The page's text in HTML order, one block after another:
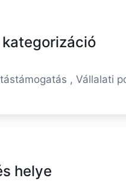
kategorizáció
, Vállalati
helye